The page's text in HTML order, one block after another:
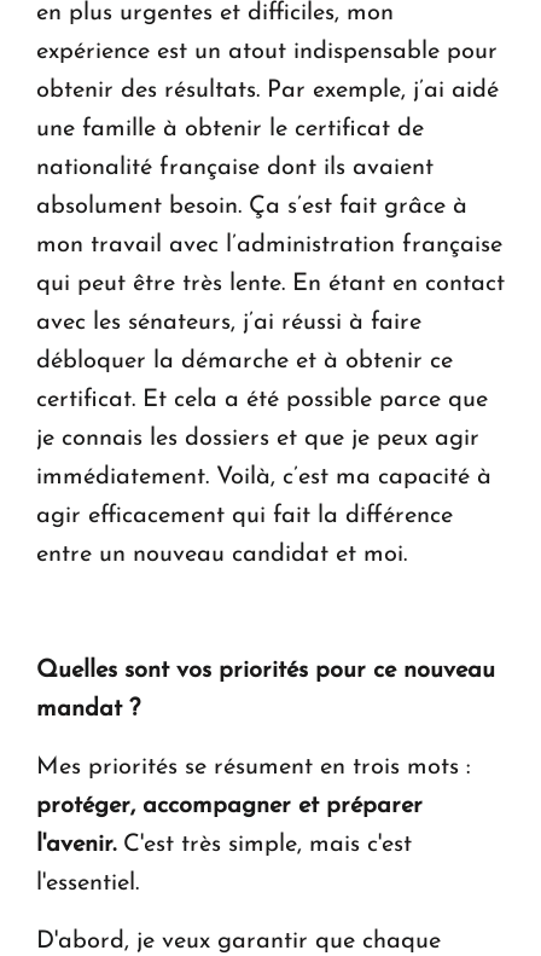
en plus urgentes et difficiles, mon
expérience est un atout indispensable pour
obtenir des résultats. Par exemple, j’ai aidé
une famille à obtenir le certificat de
nationalité française dont ils avaient
absolument besoin. Ça s’est fait grâce à
mon travail avec l’administration française
qui peut être très lente. En étant en contact
avec les sénateurs, j’ai réussi à faire
débloquer la démarche et à obtenir ce
certificat. Et cela a été possible parce que
je connais les dossiers et que je peux agir
immédiatement. Voilà, c’est ma capacité à
agir efficacement qui fait la différence
entre un nouveau candidat et moi.
Quelles sont vos priorités pour ce nouveau
mandat ?
Mes priorités se résument en trois mots :
protéger, accompagner et préparer
l'avenir.C'est très simple, mais c'est
l'essentiel.
D'abord, je veux garantir que chaque